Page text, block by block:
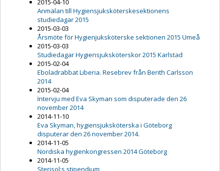
2015-04-10
Anmälan till Hygiensjuksköterskesektionens
studiedagar 2015
2015-03-03
Årsmöte för Hygienjuksköterske sektionen 2015 Umeå
2015-03-03
Studiedagar Hygiensjuksköterskor 2015 Karlstad
2015-02-04
Eboladrabbat Liberia. Resebrev från Berith Carlsson
2014
2015-02-04
Intervju med Eva Skyman som disputerade den 26
november 2014
2014-11-10
Eva Skyman, hygiensjuksköterska i Göteborg
disputerar den 26 november 2014.
2014-11-05
Nordiska hygienkongressen 2014 Göteborg
2014-11-05
Sterisol:s stipendium